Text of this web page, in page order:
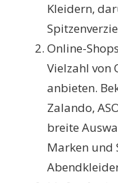
Kleidern,
Online-
Vielzahl von
anbieten.
Zalando,
breite
Marken und